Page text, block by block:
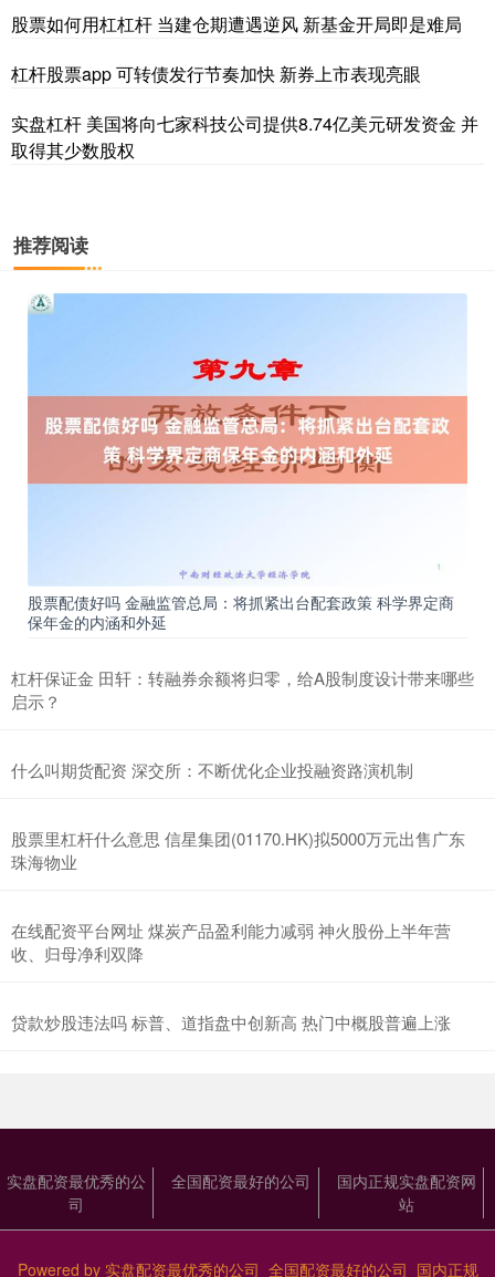
股票如何用杠杠杆 当建仓期遭遇逆风 新基金开局即是难局
杠杆股票app 可转债发行节奏加快 新券上市表现亮眼
实盘杠杆 美国将向七家科技公司提供8.74亿美元研发资金 并
取得其少数股权
推荐阅读
股票配债好吗 金融监管总局：将抓紧出台配套政策 科学界定商
保年金的内涵和外延
杠杆保证金 田轩：转融券余额将归零，给A股制度设计带来哪些
启示？
什么叫期货配资 深交所：不断优化企业投融资路演机制
股票里杠杆什么意思 信星集团(01170.HK)拟5000万元出售广东
珠海物业
在线配资平台网址 煤炭产品盈利能力减弱 神火股份上半年营
收、归母净利双降
贷款炒股违法吗 标普、道指盘中创新高 热门中概股普遍上涨
实盘配资最优秀的公
司
全国配资最好的公司
国内正规实盘配资网
站
Powered by 实盘配资最优秀的公司_全国配资最好的公司_国内正规